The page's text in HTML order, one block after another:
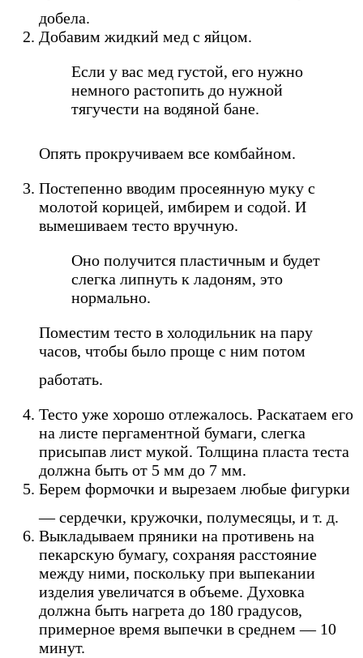
добела.
Добавим жидкий мед с яйцом.
Если у вас мед густой, его нужно
немного растопить до нужной
тягучести на водяной бане.
Опять прокручиваем все комбайном.
Постепенно вводим просеянную муку с
молотой корицей, имбирем и содой. И
вымешиваем тесто вручную.
Оно получится пластичным и будет
слегка липнуть к ладоням, это
нормально.
Поместим тесто в холодильник на пару
часов, чтобы было проще с ним потом
работать.
Тесто уже хорошо отлежалось. Раскатаем его
на листе пергаментной бумаги, слегка
присыпав лист мукой. Толщина пласта теста
должна быть от 5 мм до 7 мм.
Берем формочки и вырезаем любые фигурки
— сердечки, кружочки, полумесяцы, и т. д.
Выкладываем пряники на противень на
пекарскую бумагу, сохраняя расстояние
между ними, поскольку при выпекании
изделия увеличатся в объеме. Духовка
должна быть нагрета до 180 градусов,
примерное время выпечки в среднем — 10
минут.